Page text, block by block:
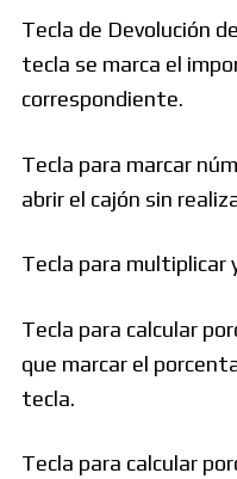
Tecla de Devolución
tecla se marca el
correspondiente.
Tecla para marcar
abrir el cajón sin
Tecla para multiplicar
Tecla para calcular
que marcar el
tecla.
Tecla para calcular